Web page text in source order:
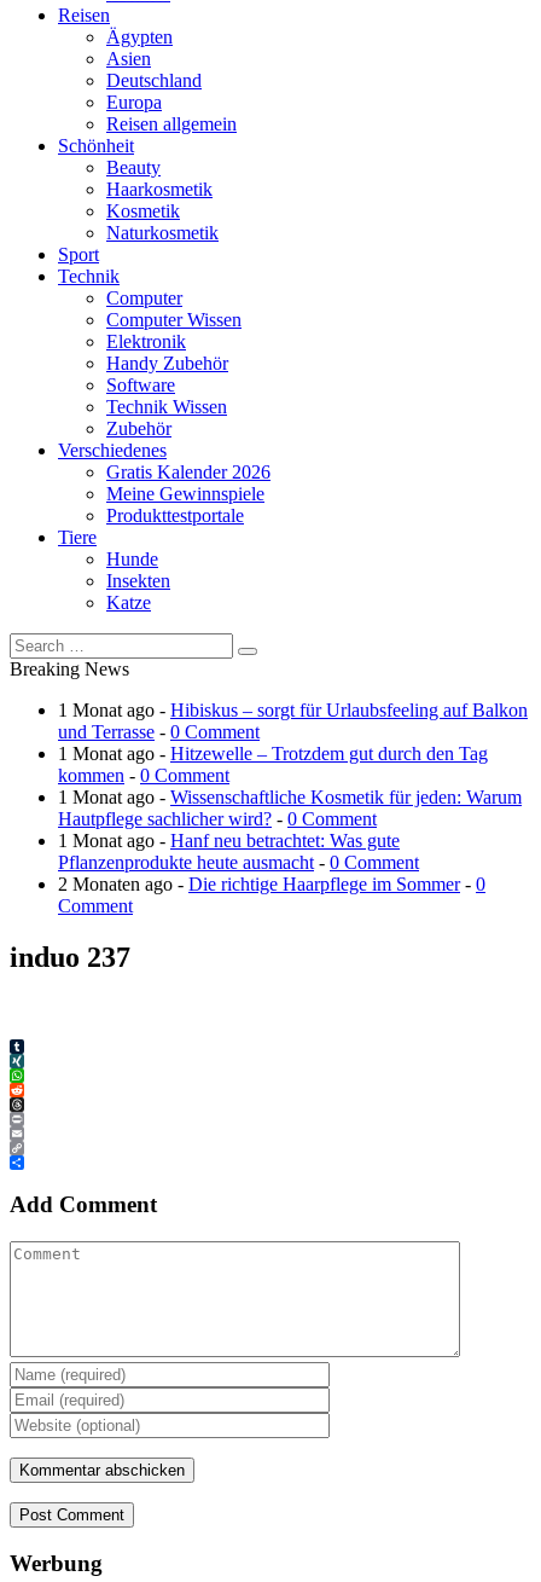
Reisen
Ägypten
Asien
Deutschland
Europa
Reisen allgemein
Schönheit
Beauty
Haarkosmetik
Kosmetik
Naturkosmetik
Sport
Technik
Computer
Computer Wissen
Elektronik
Handy Zubehör
Software
Technik Wissen
Zubehör
Verschiedenes
Gratis Kalender 2026
Meine Gewinnspiele
Produkttestportale
Tiere
Hunde
Insekten
Katze
Breaking News
1 Monat ago - Hibiskus – sorgt für Urlaubsfeeling auf Balkon
und Terrasse - 0 Comment
1 Monat ago - Hitzewelle – Trotzdem gut durch den Tag
kommen - 0 Comment
1 Monat ago - Wissenschaftliche Kosmetik für jeden: Warum
Hautpflege sachlicher wird? - 0 Comment
1 Monat ago - Hanf neu betrachtet: Was gute
Pflanzenprodukte heute ausmacht - 0 Comment
2 Monaten ago - Die richtige Haarpflege im Sommer- 0
Comment
induo 237
Tumblr
XING
WhatsApp
Reddit
Threads
Print
Email
Copy
Link
Teilen
Add Comment
Post Comment
Werbung